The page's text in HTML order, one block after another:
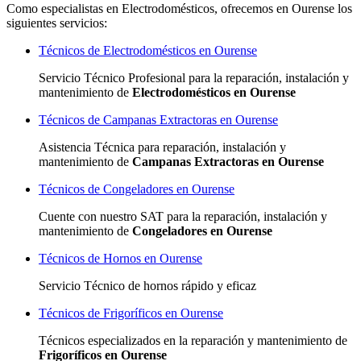
Como especialistas en Electrodomésticos, ofrecemos en Ourense los
siguientes servicios:
Técnicos de Electrodomésticos en Ourense
Servicio Técnico Profesional para la reparación, instalación y
mantenimiento de Electrodomésticos en Ourense
Técnicos de Campanas Extractoras en Ourense
Asistencia Técnica para reparación, instalación y
mantenimiento de Campanas Extractoras en Ourense
Técnicos de Congeladores en Ourense
Cuente con nuestro SAT para la reparación, instalación y
mantenimiento de Congeladores en Ourense
Técnicos de Hornos en Ourense
Servicio Técnico de hornos rápido y eficaz
Técnicos de Frigoríficos en Ourense
Técnicos especializados en la reparación y mantenimiento de
Frigoríficos en Ourense